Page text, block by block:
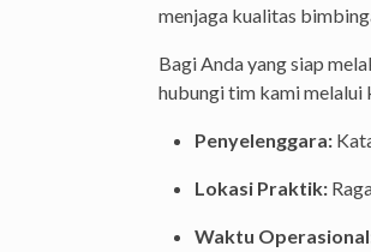
menjaga kualitas
Bagi Anda yang siap
hubungi tim kami
Penyelenggara:
Lokasi Praktik:
Waktu